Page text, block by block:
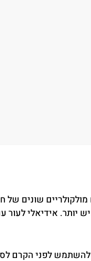
שונים של
יותר. אידיאלי לעור
להשתמש לפני הקרם